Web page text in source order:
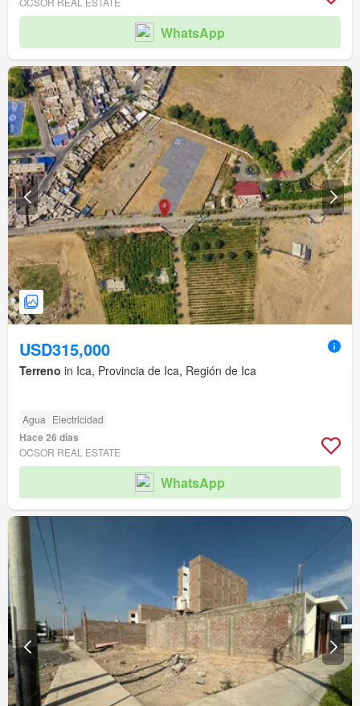
WhatsApp
USD315,000
Terreno in Ica, Provincia de Ica, Región de Ica
Agua Electricidad
Hace 26 días
OCSOR REAL ESTATE
WhatsApp